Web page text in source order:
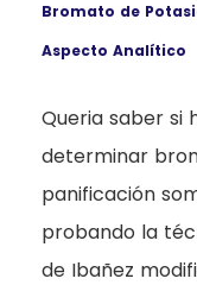
Bromato de
Aspecto Analítico
Queria saber si
determinar
panificación
probando la
de Ibañez